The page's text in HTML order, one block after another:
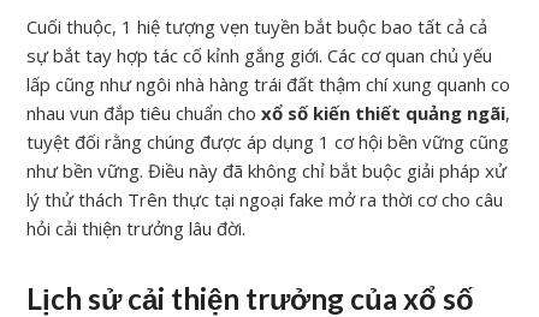
Cuối thuộc, 1 hiệ tượng vẹn tuyền bắt buộc bao tất cả cả
sự bắt tay hợp tác cố kỉnh gắng giới. Các cơ quan chủ yếu
lấp cũng như ngôi nhà hàng trái đất thậm chí xung quanh co
nhau vun đắp tiêu chuẩn choxổ số kiến thiết quảng ngãi,
tuyệt đối rằng chúng được áp dụng 1 cơ hội bền vững cũng
như bền vững. Điều này đã không chỉ bắt buộc giải pháp xử
lý thử thách Trên thực tại ngoại fake mở ra thời cơ cho câu
hỏi cải thiện trưởng lâu đời.
Lịch sử cải thiện trưởng của xổ số